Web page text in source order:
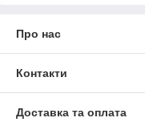
Про нас
Контакти
Доставка та оплата